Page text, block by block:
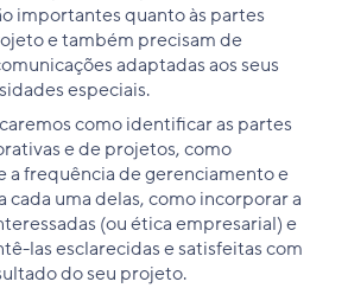
importantes quanto às partes
e também precisam de
adaptadas aos seus
especiais.
como identificar as partes
e de projetos, como
a frequência de gerenciamento e
cada uma delas, como incorporar a
(ou ética empresarial) e
las esclarecidas e satisfeitas com
do seu projeto.